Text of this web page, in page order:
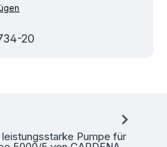
20
Pumpe für